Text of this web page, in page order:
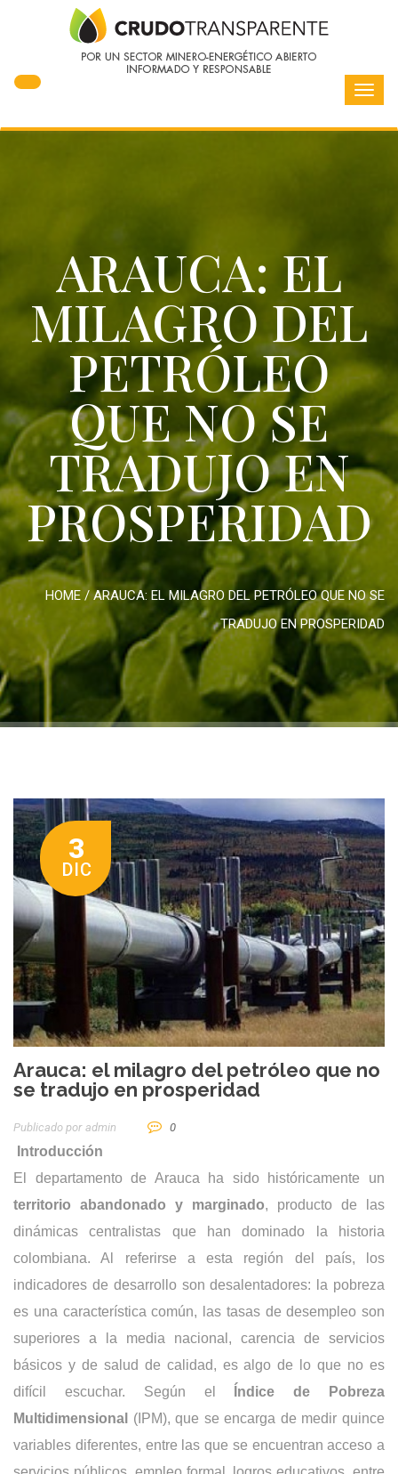
ARAUCA: EL
MILAGRO DEL
PETRÓLEO
QUE NO SE
TRADUJO EN
PROSPERIDAD
HOME/ARAUCA: EL MILAGRO DEL PETRÓLEO QUE NO SE
TRADUJO EN PROSPERIDAD
3
DIC
Arauca: el milagro del petróleo que no
se tradujo en prosperidad
Publicado por Admin 0
Introducción
El departamento de Arauca ha sido históricamente un
territorio abandonado y marginado, producto de las
dinámicas centralistas que han dominado la historia
colombiana. Al referirse a esta región del país, los
indicadores de desarrollo son desalentadores: la pobreza
es una característica común, las tasas de desempleo son
superiores a la media nacional, carencia de servicios
básicos y de salud de calidad, es algo de lo que no es
difícil escuchar. Según el
Índice de Pobreza
Multidimensional
(IPM), que se encarga de medir quince
variables diferentes, entre las que se encuentran acceso a